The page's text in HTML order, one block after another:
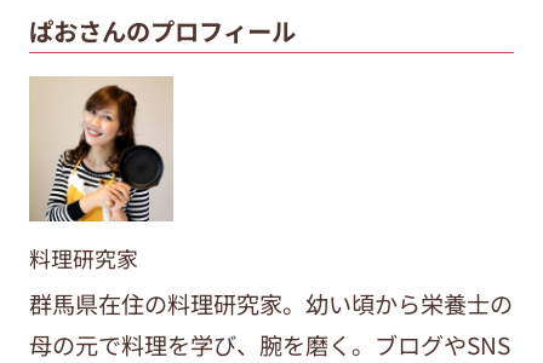
ぱおさんのプロフィール
料理研究家
群馬県在住の料理研究家。幼い頃から栄養士の
母の元で料理を学び、腕を磨く。ブログやSNS